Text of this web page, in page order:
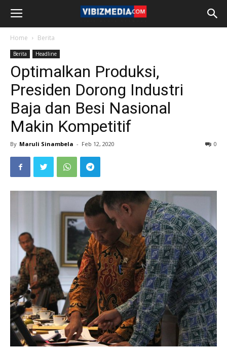
Home Berita
Berita Headline
Optimalkan Produksi,
Presiden Dorong Industri
Baja dan Besi Nasional
Makin Kompetitif
By Maruli Sinambela - Feb 12, 2020 0